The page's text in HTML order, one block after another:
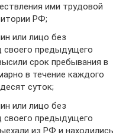
ими трудовой
РФ;
или лицо без
своего предыдущего
срок пребывания в
в течение каждого
суток;
или лицо без
своего предыдущего
из РФ и находились